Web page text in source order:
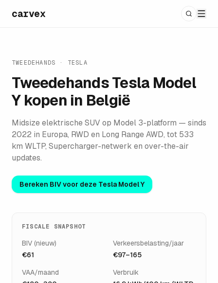
carvex
TWEEDEHANDS · TESLA
TweedehandsTesla Model
Ykopen in België
Midsize elektrische SUV op Model 3-platform — sinds
2022 in Europa, RWD en Long Range AWD, tot 533
km WLTP, Supercharger-netwerk en over-the-air
updates.
Bereken BIV voor deze Tesla Model Y
FISCALE SNAPSHOT
BIV (nieuw)
€61
Verkeersbelasting/jaar
€97–165
VAA/maand
Verbruik